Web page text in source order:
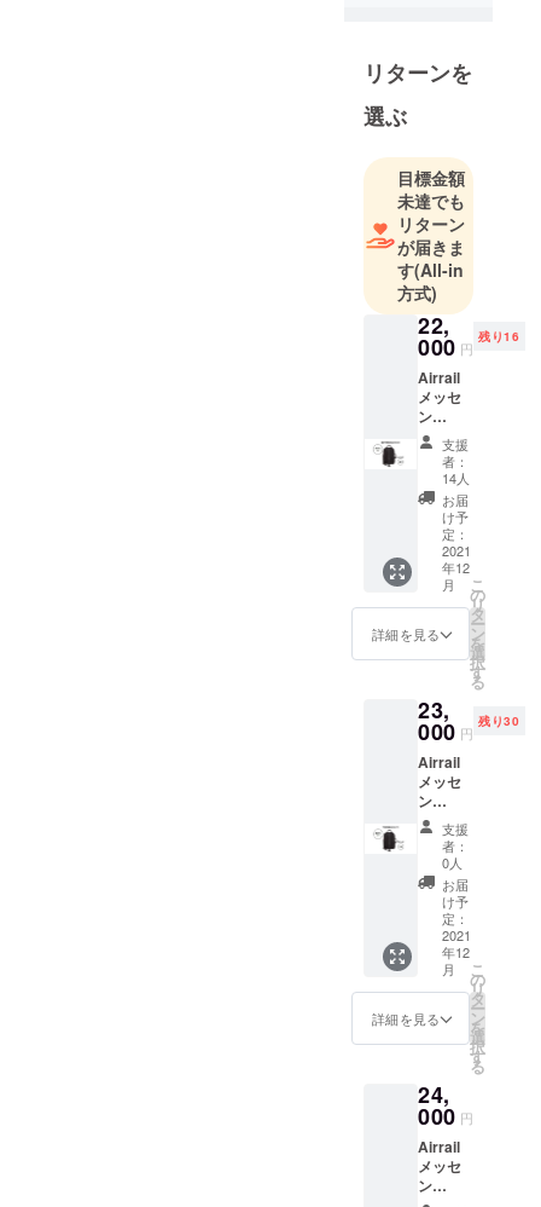
創られたモ
ノを皆様に
伝え、喜び
をご提供す
る。「そら
みち」はそ
んな役目を
担いたい。
リターンを
選ぶ
目標金額
未達でも
リターン
が届きま
す(All-in
方式)
22,
000 円
残り16
Airrail
メッセ
ン
ジャー
ビジネ
スカ
ジュア
ルバッ
グ 1個 ※
消費税
込み、
送料込
み。 ※
一般販
売予定
円（税
込・送
料込
み）の
約
26%OF
F。 ※生
産効率
が向上
した場
合な
ど、定
価が今
後変更
される
可能性
があり
※色は黒
サイズ
は1種類
※デザイ
ン・仕
様は変
支援
者：
14人
お届
け予
定：
2021
年12
月
詳細を見る
こ
の
リ
タ
ー
ン
を
選
択
す
る
23,
000 円
残り30
Airrail
メッセ
ン
ジャー
ビジネ
スカ
ジュア
ルバッ
グ 1個 ※
消費税
込み、
送料込
み。 ※
一般販
売予定
円（税
込・送
料込
み）の
約
23%OF
支援
者：
0人
お届
け予
定：
2021
年12
月
詳細を見る
こ
の
リ
タ
ー
ン
を
選
択
す
る
24,
000 円
Airrail
メッセ
ン